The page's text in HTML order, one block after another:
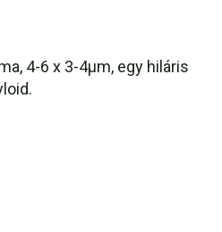
4-6 x 3-4μm, egy hiláris